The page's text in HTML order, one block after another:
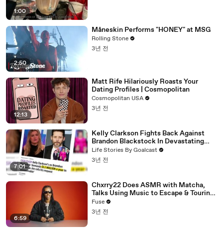
1:00
2:50
Måneskin Performs "HONEY" at MSG
Rolling Stone
3년 전
12:13
Matt Rife Hilariously Roasts Your
Dating Profiles | Cosmopolitan
Cosmopolitan USA
3년 전
7:01
Kelly Clarkson Fights Back Against
Brandon Blackstock In Devastating
Divorce Battle
Life Stories By Goalcast
3년 전
6:59
Chxrry22 Does ASMR with Matcha,
Talks Using Music to Escape & Touring
with The Weeknd
Fuse
3년 전